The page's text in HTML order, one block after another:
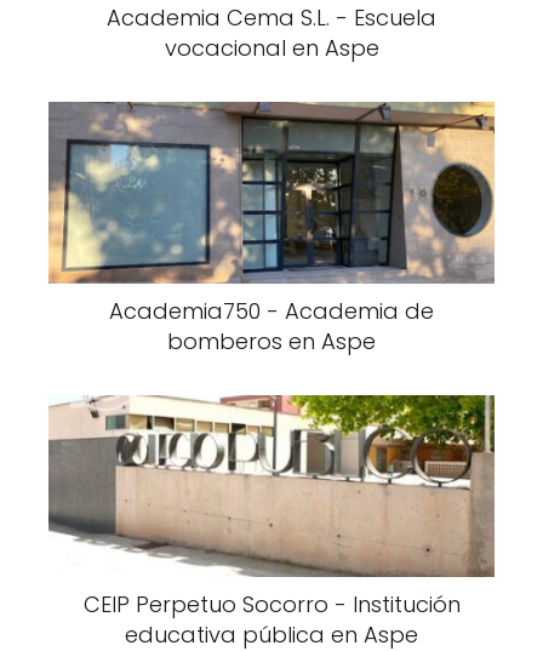
Academia Cema S.L. - Escuela
vocacional en Aspe
Academia750 - Academia de
bomberos en Aspe
CEIP Perpetuo Socorro - Institución
educativa pública en Aspe